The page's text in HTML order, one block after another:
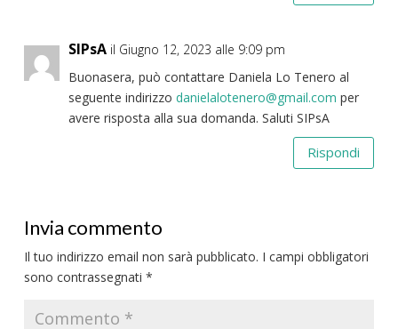
SIPsA il Giugno 12, 2023 alle 9:09 pm
Buonasera, può contattare Daniela Lo Tenero al
seguente indirizzo danielalotenero@gmail.com per
avere risposta alla sua domanda. Saluti SIPsA
Rispondi
Invia commento
Il tuo indirizzo email non sarà pubblicato. I campi obbligatori
sono contrassegnati *